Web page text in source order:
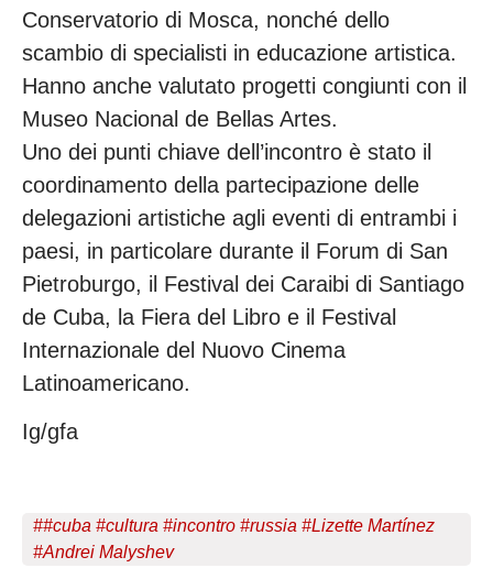
Conservatorio di Mosca, nonché dello
scambio di specialisti in educazione artistica.
Hanno anche valutato progetti congiunti con il
Museo Nacional de Bellas Artes.
Uno dei punti chiave dell’incontro è stato il
coordinamento della partecipazione delle
delegazioni artistiche agli eventi di entrambi i
paesi, in particolare durante il Forum di San
Pietroburgo, il Festival dei Caraibi di Santiago
de Cuba, la Fiera del Libro e il Festival
Internazionale del Nuovo Cinema
Latinoamericano.
Ig/gfa
##cuba #cultura #incontro #russia #Lizette Martínez
#Andrei Malyshev